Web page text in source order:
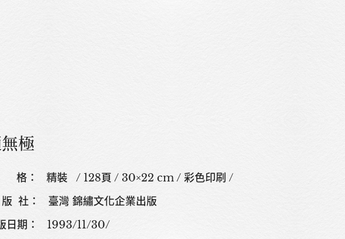
極
： 精裝 / 128頁 / 30×22 cm / 彩色印刷 /
社： 臺灣 錦繡文化企業出版
日期： 1993/11/30/